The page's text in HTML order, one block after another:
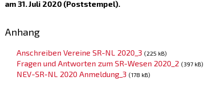
am 31. Juli 2020 (Poststempel).
Anhang
Anschreiben Vereine SR-NL 2020_3 (225 kB)
Fragen und Antworten zum SR-Wesen 2020_2 (397 kB)
NEV-SR-NL 2020 Anmeldung_3 (178 kB)